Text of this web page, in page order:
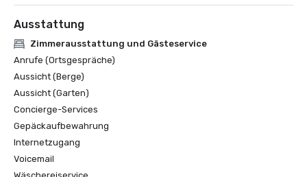
Auszeichnungen für das Restaurant Wine Spectator —
2021
Best of Award of Excellence
Silicon Wirtschaftsjournal — 2021
#1 Die härtesten Golfplätze in der Greater Bay Area
Golfweek Magazine — Mai 2021
#7 Die 100 besten Golfplätze, die Sie in Kalifornien und
#69 in den USA spielen können
Ausstattung
Zimmerausstattung und Gästeservice
Anrufe (Ortsgespräche)
Aussicht (Berge)
Aussicht (Garten)
Concierge-Services
Gepäckaufbewahrung
Internetzugang
Voicemail